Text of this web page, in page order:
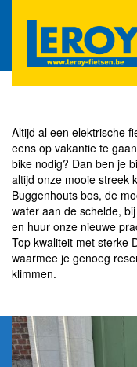
Altijd al een elektrische
eens op vakantie te
bike nodig? Dan ben je
altijd onze mooie streek
Buggenhouts bos, de
water aan de schelde,
en huur onze nieuwe
Top kwaliteit met sterke
waarmee je genoeg
klimmen.